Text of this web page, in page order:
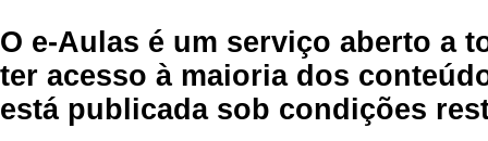
O e-Aulas é um serviço aberto a
ter acesso à maioria dos
está publicada sob condições